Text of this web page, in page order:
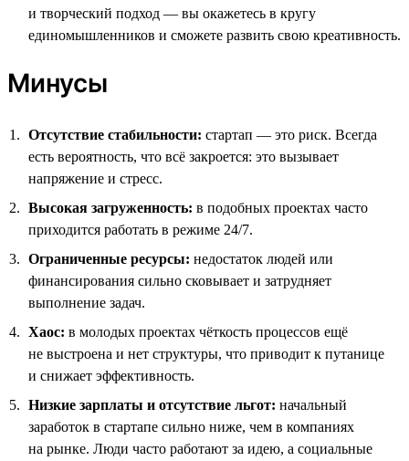
и творческий подход — вы окажетесь в кругу
единомышленников и сможете развить свою креативность.
Минусы
Отсутствие стабильности: стартап — это риск. Всегда
есть вероятность, что всё закроется: это вызывает
напряжение и стресс.
Высокая загруженность: в подобных проектах часто
приходится работать в режиме 24/7.
Ограниченные ресурсы: недостаток людей или
финансирования сильно сковывает и затрудняет
выполнение задач.
Хаос: в молодых проектах чёткость процессов ещё
не выстроена и нет структуры, что приводит к путанице
и снижает эффективность.
Низкие зарплаты и отсутствие льгот: начальный
заработок в стартапе сильно ниже, чем в компаниях
на рынке. Люди часто работают за идею, а социальные